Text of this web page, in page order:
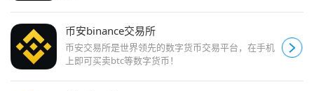
币安binance交易所
币安交易所是世界领先的数字货币交易平台，在手机
上即可买卖btc等数字货币！